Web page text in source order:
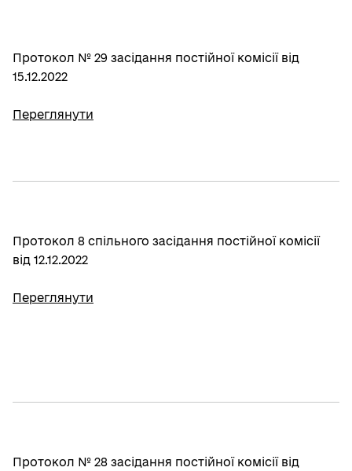
Протокол № 29 засідання постійної комісії від
15.12.2022
Переглянути
Протокол 8 спільного засідання постійної комісії
від 12.12.2022
Переглянути
Протокол № 28 засідання постійної комісії від